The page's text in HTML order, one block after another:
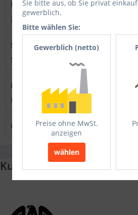
PDF Gestaltungsleitfaden
Zeige PDF
Stanzkonturen & Vorlagen
Spielkarten-Template / Standskizze
Bewertungen
Bewertungen lesen, schreiben und
Kunden haben sich ebenfalls
Kunden und Referenzen
Sie bitte aus, ob Sie privat
gewerblich.
Bitte wählen Sie:
Gewerblich (netto)
Preise ohne MwSt.
anzeigen
wählen